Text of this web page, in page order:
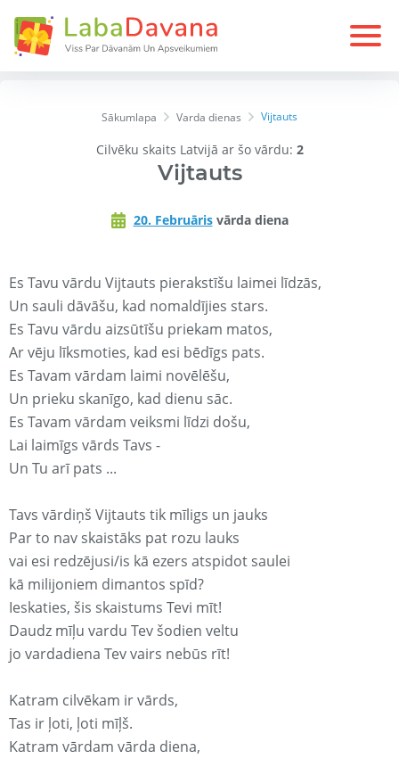
Sākumlapa Varda dienas Vijtauts
Cilvēku skaits Latvijā ar šo vārdu: 2
Vijtauts
20. Februārisvārda diena
Es Tavu vārdu Vijtauts pierakstīšu laimei līdzās,
Un sauli dāvāšu, kad nomaldījies stars.
Es Tavu vārdu aizsūtīšu priekam matos,
Ar vēju līksmoties, kad esi bēdīgs pats.
Es Tavam vārdam laimi novēlēšu,
Un prieku skanīgo, kad dienu sāc.
Es Tavam vārdam veiksmi līdzi došu,
Lai laimīgs vārds Tavs -
Un Tu arī pats ...
Tavs vārdiņš Vijtauts tik mīligs un jauks
Par to nav skaistāks pat rozu lauks
vai esi redzējusi/is kā ezers atspidot saulei
kā milijoniem dimantos spīd?
Ieskaties, šis skaistums Tevi mīt!
Daudz mīļu vardu Tev šodien veltu
jo vardadiena Tev vairs nebūs rīt!
Katram cilvēkam ir vārds,
Tas ir ļoti, ļoti mīļš.
Katram vārdam vārda diena,